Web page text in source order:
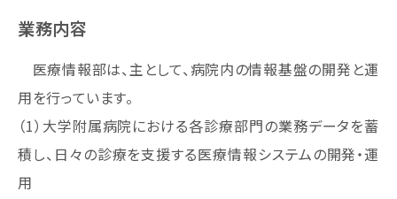
業務内容
医療情報部は、主として、病院内の情報基盤の開発と運
用を行っています。
（1）大学附属病院における各診療部門の業務データを蓄
積し、日々の診療を支援する医療情報システムの開発・運
用